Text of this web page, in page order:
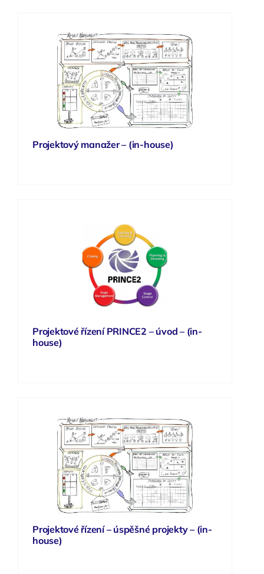
Projektový manažer – (in-house)
Projektové řízení PRINCE2 – úvod – (in-
house)
Projektové řízení – úspěšné projekty – (in-
house)